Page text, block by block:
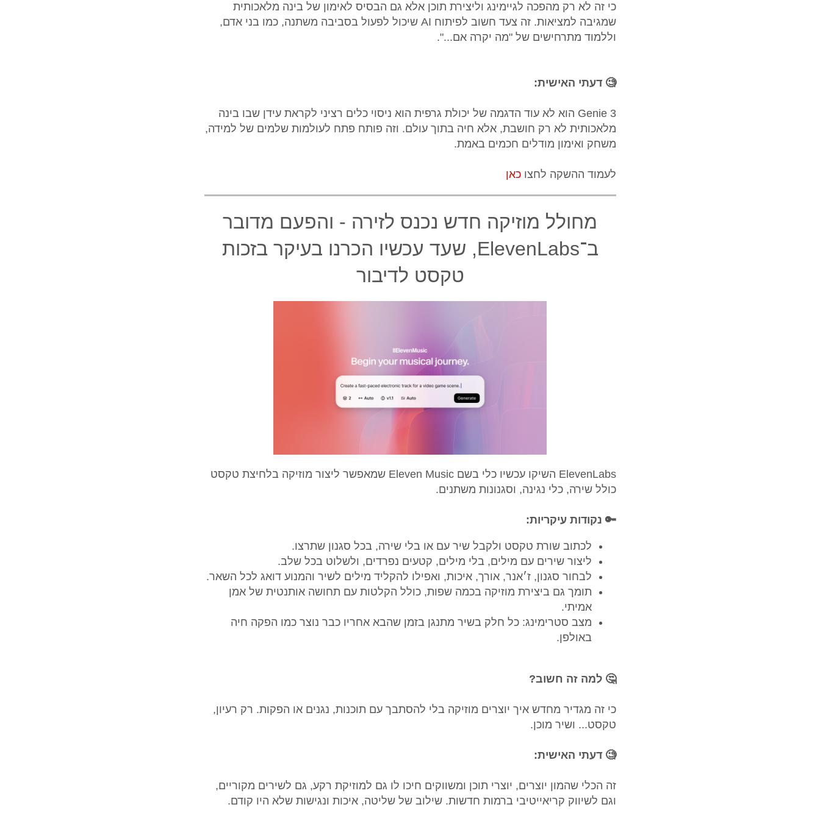
כי זה לא רק מהפכה לגיימינג וליצירת תוכן אלא גם הבסיס לאימון של בינה מלאכותית
שמגיבה למציאות. זה צעד חשוב לפיתוח AI שיכול לפעול בסביבה משתנה, כמו בני אדם,
וללמוד מתרחישים של "מה יקרה אם...".
🧐 דעתי האישית:
Genie 3 הוא לא עוד הדגמה של יכולת גרפית הוא ניסוי כלים רציני לקראת עידן שבו בינה
מלאכותית לא רק חושבת, אלא חיה בתוך עולם. וזה פותח פתח לעולמות שלמים של למידה,
משחק ואימון מודלים חכמים באמת.
לעמוד ההשקה לחצוכאן
מחולל מוזיקה חדש נכנס לזירה - והפעם מדובר
ב־ElevenLabs, שעד עכשיו הכרנו בעיקר בזכות
טקסט לדיבור
ElevenLabs השיקו עכשיו כלי בשם Eleven Music שמאפשר ליצור מוזיקה בלחיצת טקסט
כולל שירה, כלי נגינה, וסגנונות משתנים.
🔑 נקודות עיקריות:
⁠לכתוב שורת טקסט ולקבל שיר עם או בלי שירה, בכל סגנון שתרצו.
ליצור שירים עם מילים, בלי מילים, קטעים נפרדים, ולשלוט בכל שלב.
לבחור סגנון, ז׳אנר, אורך, איכות, ואפילו להקליד מילים לשיר והמנוע דואג לכל השאר.
תומך גם ביצירת מוזיקה בכמה שפות, כולל הקלטות עם תחושה אותנטית של אמן
אמיתי.
מצב סטרימינג: כל חלק בשיר מתנגן בזמן שהבא אחריו כבר נוצר כמו הפקה חיה
באולפן.
🤔 למה זה חשוב?
כי זה מגדיר מחדש איך יוצרים מוזיקה בלי להסתבך עם תוכנות, נגנים או הפקות. רק רעיון,
טקסט... ושיר מוכן.
🧐 דעתי האישית:
זה הכלי שהמון יוצרים, יוצרי תוכן ומשווקים חיכו לו גם למוזיקת רקע, גם לשירים מקוריים,
וגם לשיווק קריאייטיבי ברמות חדשות. שילוב של שליטה, איכות ונגישות שלא היו קודם.